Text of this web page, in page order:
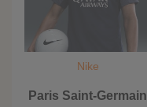
Nike
Paris Saint-Germain